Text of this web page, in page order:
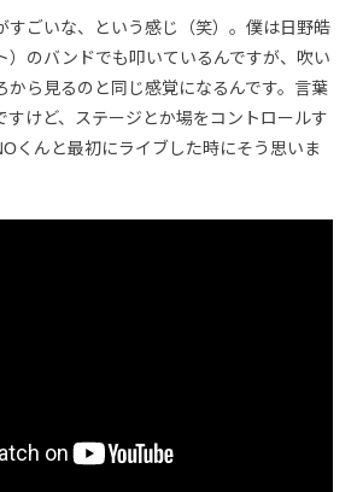
すごいな、という感じ（笑）。僕は日野皓
）のバンドでも叩いているんですが、吹い
から見るのと同じ感覚になるんです。言葉
すけど、ステージとか場をコントロールす
くんと最初にライブした時にそう思いま